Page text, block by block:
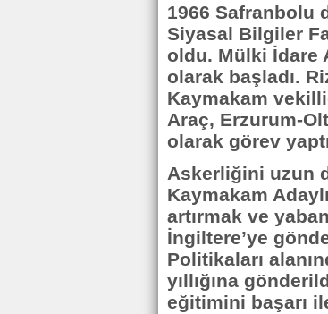
1966 Safranbolu
Siyasal Bilgiler
oldu. Mülki İdare
olarak başladı.
Kaymakam
Araç, Erzurum-
olarak görev
Askerliğini uzun
Kaymakam
artırmak ve
İngiltere’ye
Politikaları
yıllığına
eğitimini başarı